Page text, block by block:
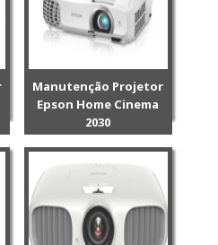
Manutenção Projetor
Epson Home Cinema
2030